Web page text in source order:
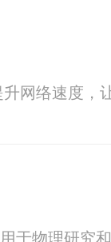
网络速度，
于物理研究和